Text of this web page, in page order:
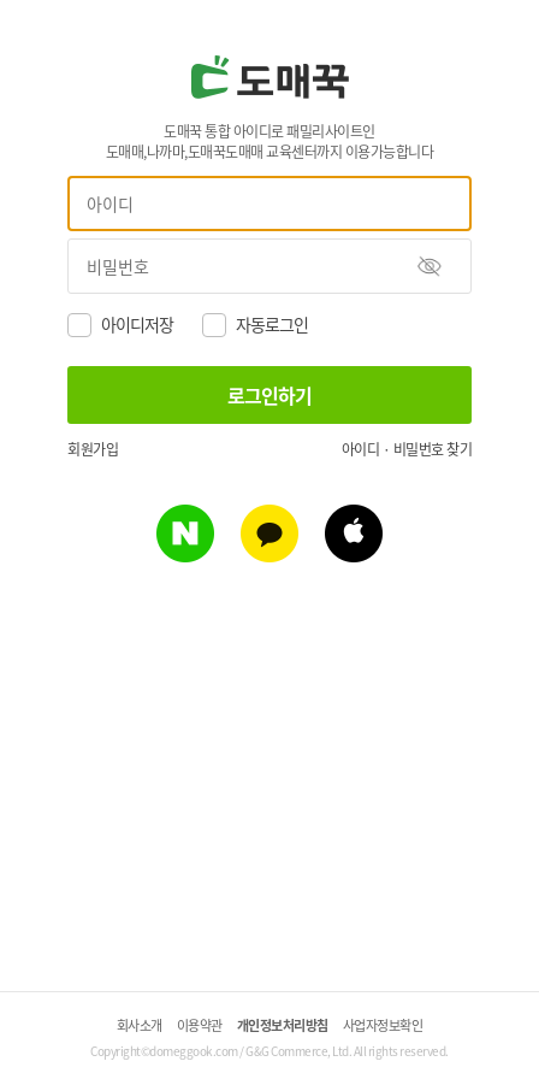
도매꾹 통합 아이디로 패밀리사이트인
도매매,나까마,도매꾹도매매 교육센터까지 이용가능합니다
아이디저장 자동로그인
회원가입 아이디 · 비밀번호 찾기
회사소개 이용약관 개인정보처리방침 사업자정보확인
Copyright©domeggook.com / G&G Commerce, Ltd. All rights reserved.